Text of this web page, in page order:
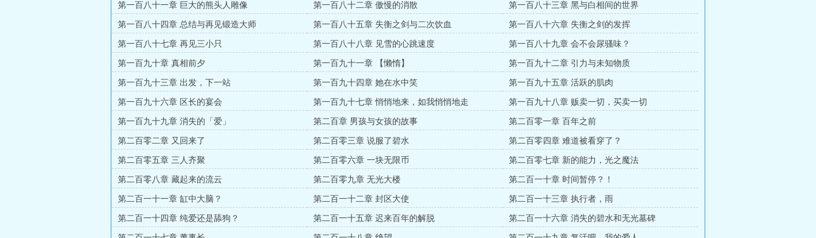
第一百八十一章 巨大的熊头人雕像 第一百八十二章 傲慢的消散 第一百八十三章 黑与白相间的世界
第一百八十四章 总结与再见锻造大师 第一百八十五章 失衡之剑与二次饮血 第一百八十六章 失衡之剑的发挥
第一百八十七章 再见三小只 第一百八十八章 见雪的心跳速度 第一百八十九章 会不会尿骚味？
第一百九十章 真相前夕 第一百九十一章 【懒惰】 第一百九十二章 引力与未知物质
第一百九十三章 出发，下一站 第一百九十四章 她在水中笑 第一百九十五章 活跃的肌肉
第一百九十六章 区长的宴会 第一百九十七章 悄悄地来，如我悄悄地走 第一百九十八章 贩卖一切，买卖一切
第一百九十九章 消失的「爱」 第二百章 男孩与女孩的故事 第二百零一章 百年之前
第二百零二章 又回来了 第二百零三章 说服了碧水 第二百零四章 难道被看穿了？
第二百零五章 三人齐聚 第二百零六章 一块无限币 第二百零七章 新的能力，光之魔法
第二百零八章 藏起来的流云 第二百零九章 无光大楼 第二百一十章 时间暂停？！
第二百一十一章 缸中大脑？ 第二百一十二章 封区大使 第二百一十三章 执行者，雨
第二百一十四章 纯爱还是舔狗？ 第二百一十五章 迟来百年的解脱 第二百一十六章 消失的碧水和无光墓碑